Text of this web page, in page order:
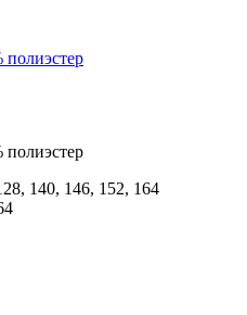
полиэстер
полиэстер
140, 146, 152, 164